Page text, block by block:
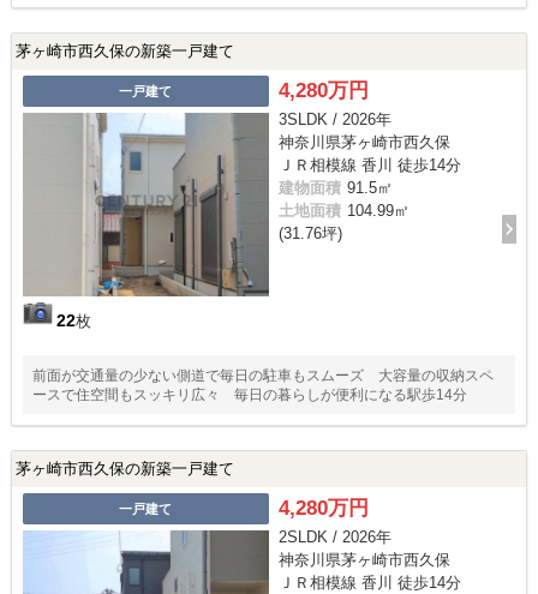
茅ヶ崎市西久保の新築一戸建て
一戸建て
22枚
4,280万円
3SLDK / 2026年
神奈川県茅ヶ崎市西久保
ＪＲ相模線 香川 徒歩14分
建物面積 91.5㎡
土地面積 104.99㎡
(31.76坪)
前面が交通量の少ない側道で毎日の駐車もスムーズ 大容量の収納スペ
ースで住空間もスッキリ広々 毎日の暮らしが便利になる駅歩14分
茅ヶ崎市西久保の新築一戸建て
一戸建て 4,280万円
2SLDK / 2026年
神奈川県茅ヶ崎市西久保
ＪＲ相模線 香川 徒歩14分